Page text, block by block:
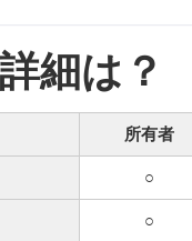
細は？
所有者
○
○